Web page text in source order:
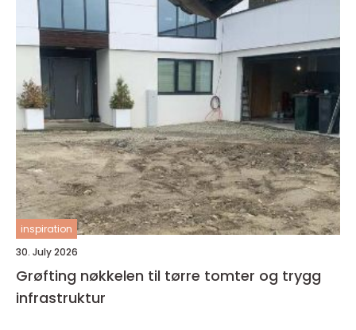
inspiration
30. July 2026
Grøfting nøkkelen til tørre tomter og trygg
infrastruktur